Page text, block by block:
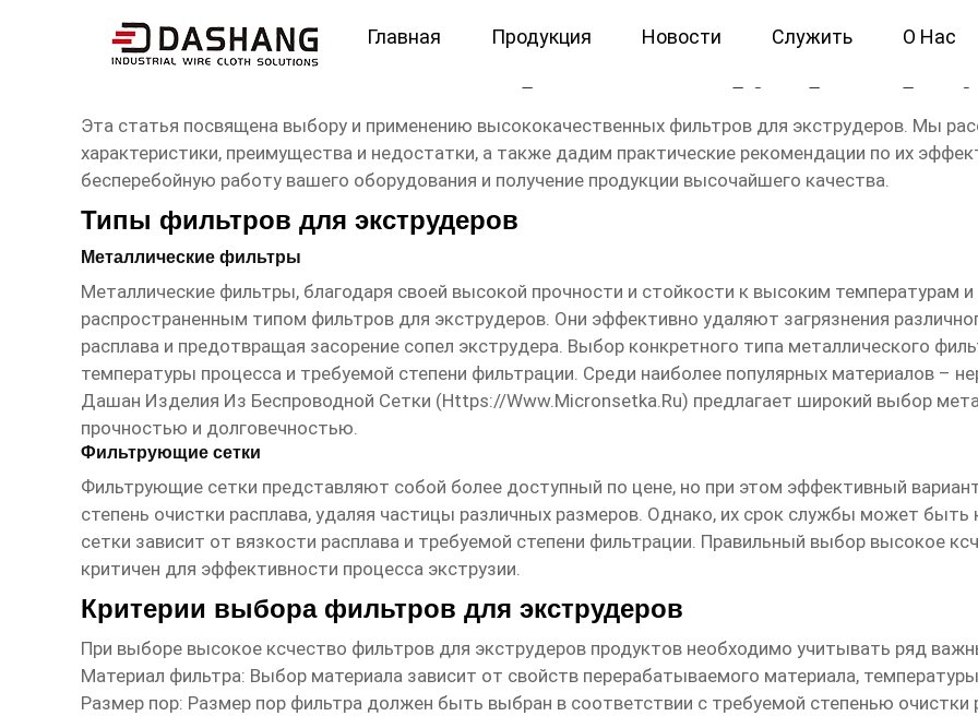
Главная Продукция Новости Служить О Нас
высокое ксчество Фильтры для экструдеров
Эта статья посвящена выбору и применению высококачественных фильтров для экструдеров. Мы
характеристики, преимущества и недостатки, а также дадим практические рекомендации по их
бесперебойную работу вашего оборудования и получение продукции высочайшего качества.
Типы фильтров для экструдеров
Металлические фильтры
Металлические фильтры, благодаря своей высокой прочности и стойкости к высоким температурам
распространенным типом фильтров для экструдеров. Они эффективно удаляют загрязнения
расплава и предотвращая засорение сопел экструдера. Выбор конкретного типа металлического
температуры процесса и требуемой степени фильтрации. Среди наиболее популярных материалов –
Дашан Изделия Из Беспроводной Сетки (Https://www.micronsetka.ru) предлагает широкий выбор
прочностью и долговечностью.
Фильтрующие сетки
Фильтрующие сетки представляют собой более доступный по цене, но при этом эффективный
степень очистки расплава, удаляя частицы различных размеров. Однако, их срок службы может
сетки зависит от вязкости расплава и требуемой степени фильтрации. Правильный выбор высокое
критичен для эффективности процесса экструзии.
Критерии выбора фильтров для экструдеров
При выборе высокое ксчество фильтров для экструдеров продуктовнеобходимо учитывать ряд
Материал фильтра: Выбор материала зависит от свойств перерабатываемого материала,
Размер пор: Размер пор фильтра должен быть выбран в соответствии с требуемой степенью очистки